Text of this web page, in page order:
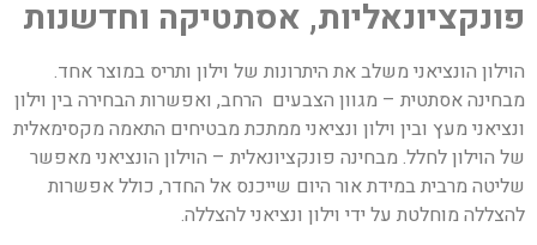
פונקציונאליות, אסתטיקה וחדשנות
הוילון הונציאני משלב את היתרונות של וילון ותריס במוצר אחד.
מבחינה אסתטית – מגוון הצבעים הרחב, ואפשרות הבחירה בין וילון
ונציאני מעץ ובין וילון ונציאני ממתכת מבטיחים התאמה מקסימאלית
של הוילון לחלל. מבחינה פונקציונאלית – הוילון הונציאני מאפשר
שליטה מרבית במידת אור היום שייכנס אל החדר, כולל אפשרות
להצללה מוחלטת על ידי וילון ונציאני להצללה.